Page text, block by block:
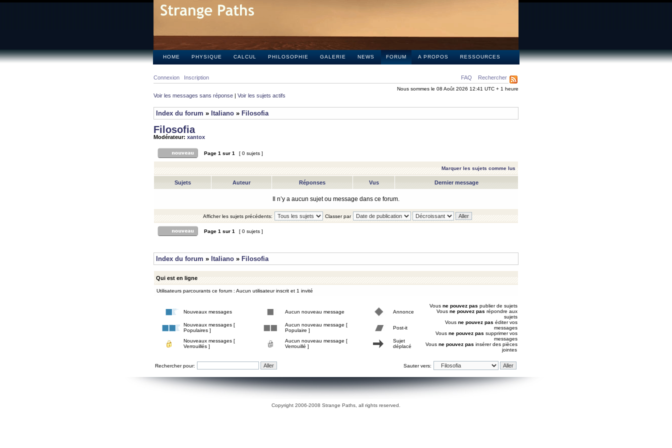
HOME PHYSIQUE CALCUL PHILOSOPHIE GALERIE NEWS FORUM A PROPOS RESSOURCES
FAQ Rechercher
Connexion Inscription
Nous sommes le 08 Août 2026 12:41 UTC + 1 heure
Voir les messages sans réponse | Voir les sujets actifs
Index du forum » Italiano » Filosofia
Filosofia
Modérateur: xantox
Page 1 sur 1 [ 0 sujets ]
Marquer les sujets comme lus
Sujets Auteur Réponses Vus Dernier message
Il n’y a aucun sujet ou message dans ce forum.
Afficher les sujets précédents: Classer par
Page 1 sur 1 [ 0 sujets ]
Index du forum » Italiano » Filosofia
Qui est en ligne
Utilisateurs parcourants ce forum : Aucun utilisateur inscrit et 1 invité
Nouveaux messages Aucun nouveau message Annonce
Nouveaux messages [
Populaires ]
Aucun nouveau message [
Populaire ]
Post-it
Nouveaux messages [
Verrouillés ]
Aucun nouveau message [
Verrouillé ]
Sujet
déplacé
Vous ne pouvez pas publier de sujets
Vous ne pouvez pas répondre aux
sujets
Vous ne pouvez pas éditer vos
messages
Vous ne pouvez pas supprimer vos
messages
Vous ne pouvez pas insérer des pièces
jointes
Rechercher pour: Sauter vers:
Copyright 2006-2008 Strange Paths, all rights reserved.